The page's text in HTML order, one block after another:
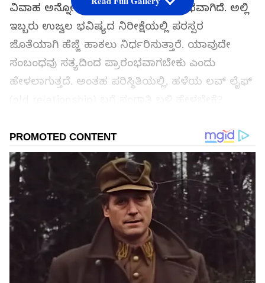
ವಿವಾಹ ಅನ್ನೋದು ಹೊಸ ಜೀವನದ ಪ್ರಾರಂಭವಾಗಿದೆ. ಅಲ್ಲಿ
ಇಬ್ಬರು ಉಜ್ವಲ ಭವಿಷ್ಯದ ನಿರೀಕ್ಷೆಯಲ್ಲಿ ಪರಸ್ಪರ
ಜೊತೆಯಾಗಿ ಹೆಜ್ಜೆ ಹಾಕಲು ನಿರ್ಧರಿಸುತ್ತಾರೆ. ಯಾವುದೇ
ಸಂಬಂಧವು ಸತ್ಯದಿಂದ ಪ್ರಾರಂಭವಾಗಬೇಕು ಎಂದು
ಹೇಳಲಾಗುತ್ತದೆ. ಅಂತಹ ಪರಿಸ್ಥಿತಿಯಲ್ಲಿ, ಹಳೆಯ ಲವ್ ಲೈಫ್
ತಿಳಿಯಬೇಕೆಂದರೆ ಮುಂದೆ ಓದಿ…
ಸಮಗ್ರ ಸುದ್ದಿ ಮೂಲವನ್ನಾಗಿ asianet suvarna news ಅನ್ನು
ಆಯ್ಕೆ ಮಾಡಿಕೊಳ್ಳಿ